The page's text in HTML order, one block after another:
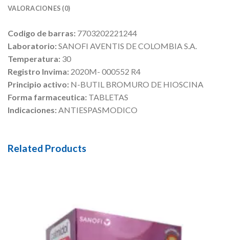
VALORACIONES (0)
Codigo de barras: 7703202221244
Laboratorio:SANOFI AVENTIS DE COLOMBIA S.A.
Temperatura: 30
Registro Invima: 2020M- 000552 R4
Principio activo: N-BUTIL BROMURO DE HIOSCINA
Forma farmaceutica: TABLETAS
Indicaciones:ANTIESPASMODICO
Related Products